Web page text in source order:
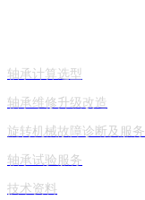
轴承计算选型
轴承维修升级改造
旋转机械故障诊断及服务
轴承试验服务
技术资料